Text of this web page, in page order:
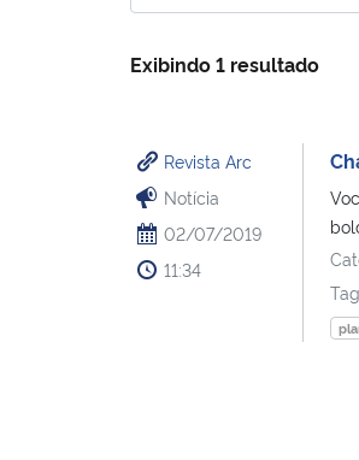
Exibindo 1 resultado
Revista Arc
Notícia
02/07/2019
11:34